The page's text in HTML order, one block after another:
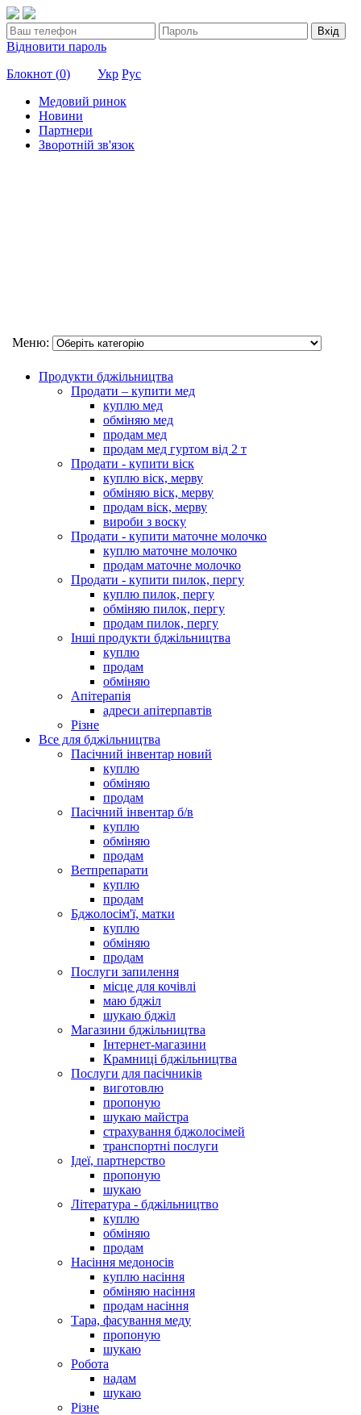
Вхід
Відновити пароль
Блокнот (0) Укр Рус
Медовий ринок
Новини
Партнери
Зворотній зв'язок
Меню:
Продукти бджільництва
Продати – купити мед
куплю мед
обміняю мед
продам мед
продам мед гуртом від 2 т
Продати - купити віск
куплю віск, мерву
обміняю віск, мерву
продам віск, мерву
вироби з воску
Продати - купити маточне молочко
куплю маточне молочко
продам маточне молочко
Продати - купити пилок, пергу
куплю пилок, пергу
обміняю пилок, пергу
продам пилок, пергу
Інші продукти бджільництва
куплю
продам
обміняю
Апітерапія
адреси апітерпавтів
Різне
Все для бджільництва
Пасічний інвентар новий
куплю
обміняю
продам
Пасічний інвентар б/в
куплю
обміняю
продам
Ветпрепарати
куплю
продам
Бджолосім'ї, матки
куплю
обміняю
продам
Послуги запилення
місце для кочівлі
маю бджіл
шукаю бджіл
Магазини бджільництва
Інтернет-магазини
Крамниці бджільництва
Послуги для пасічників
виготовлю
пропоную
шукаю майстра
страхування бджолосімей
транспортні послуги
Ідеї, партнерство
пропоную
шукаю
Література - бджільництво
куплю
обміняю
продам
Насіння медоносів
куплю насіння
обміняю насіння
продам насіння
Тара, фасування меду
пропоную
шукаю
Робота
надам
шукаю
Різне